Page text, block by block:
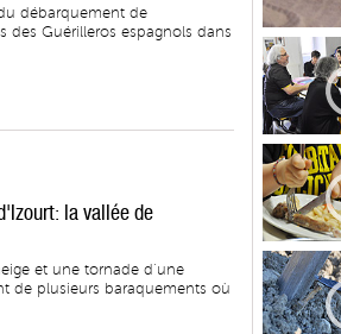
débarquement de
des Guérilleros espagnols dans
la vallée de
et une tornade d’une
de plusieurs baraquements où